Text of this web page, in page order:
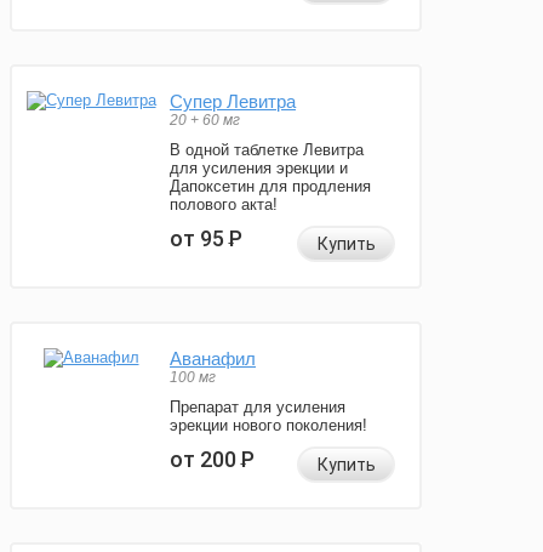
Супер Левитра
20 + 60 мг
В одной таблетке Левитра
для усиления эрекции и
Дапоксетин для продления
полового акта!
от 95Р Купить
Аванафил
100 мг
Препарат для усиления
эрекции нового поколения!
от 200Р Купить